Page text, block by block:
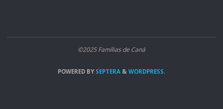
©2025 Famílias de Caná
POWERED BYSEPTERA & WORDPRESS.